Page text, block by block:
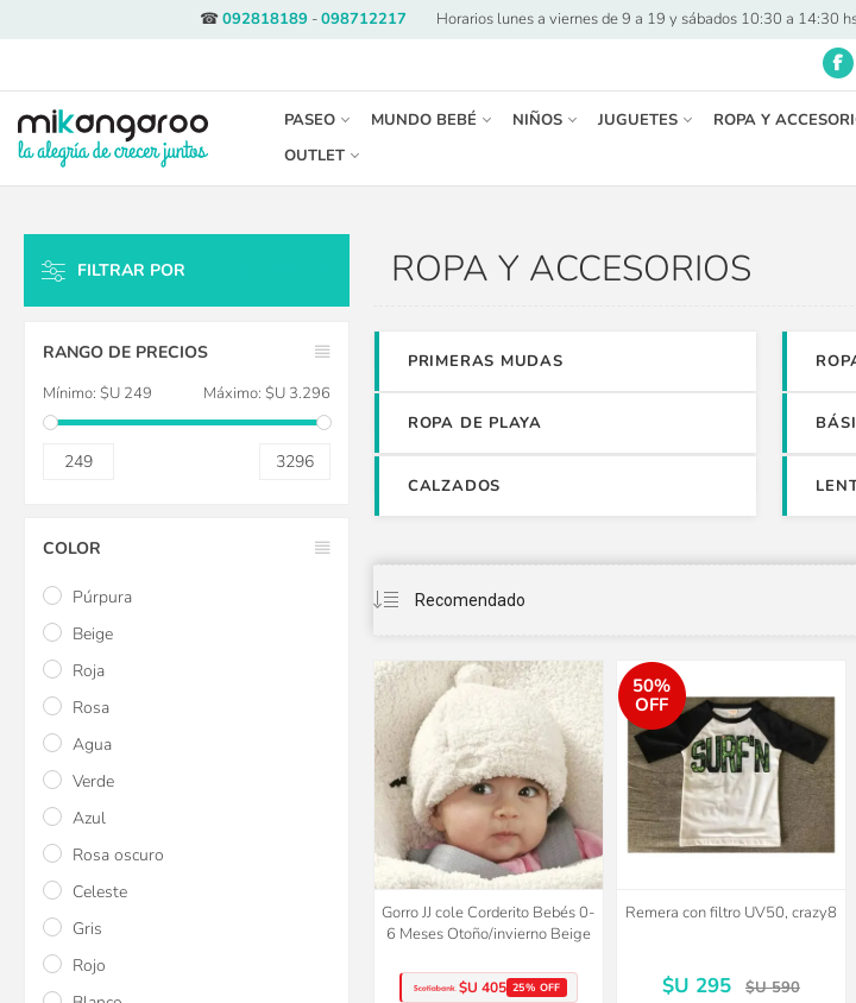
☎092818189-098712217 Horarios lunes a viernes de 9 a 19 y sábados 10:30 a 14:30
PASEO MUNDO BEBÉ NIÑOS JUGUETES ROPA Y
OUTLET
ROPA Y ACCESORIOS
PRIMERAS MUDAS
ROPA DE PLAYA
CALZADOS
Gorro JJ cole Corderito Bebés 0-
6 Meses Otoño/invierno Beige
$U 405 25% OFF
50%
OFF
Remera con filtro UV50, crazy8
$U 295 $U 590
FILTRAR POR
RANGO DE PRECIOS
Mínimo: $U 249 Máximo: $U 3.296
249 3296
COLOR
Púrpura
Beige
Roja
Rosa
Agua
Verde
Azul
Rosa oscuro
Celeste
Gris
Rojo